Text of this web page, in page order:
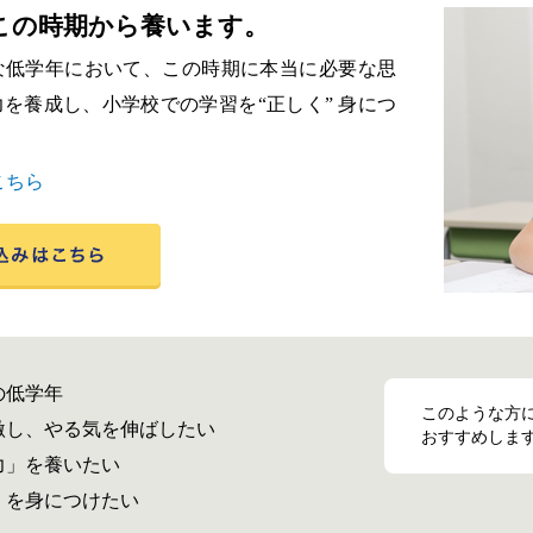
時期から養います。
学年において、この時期に本当に必要な思
養成し、小学校での学習を“正しく” 身につ
ちら
このような方
おすすめしま
低学年
、やる気を伸ばしたい
を養いたい
身につけたい